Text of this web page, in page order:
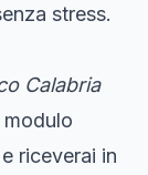
stress.
Calabria
riceverai in